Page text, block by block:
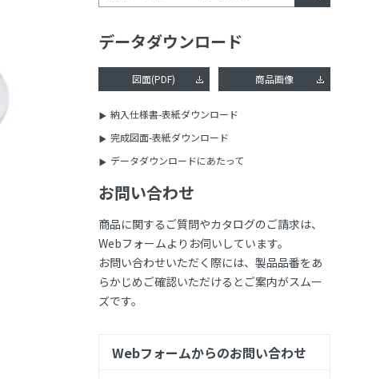
データダウンロード
図面(PDF) 商品画像
納入仕様書-表紙ダウンロード
完成図面-表紙ダウンロード
データダウンロードにあたって
お問い合わせ
商品に関するご質問やカタログのご請求は、
Webフォームよりお伺いしています。
お問い合わせいただく際には、製品品番をあ
らかじめご確認いただけるとご案内がスムー
ズです。
Webフォームからのお問い合わせ